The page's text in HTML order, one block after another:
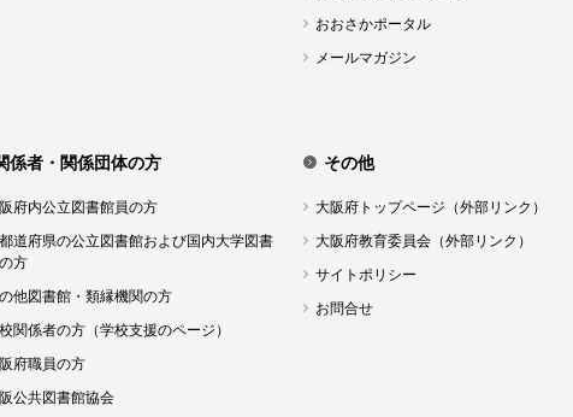
おおさかポータル
メールマガジン
係者・関係団体の方
府内公立図書館員の方
道府県の公立図書館および国内大学図書
方
他図書館・類縁機関の方
関係者の方（学校支援のページ）
府職員の方
公共図書館協会
その他
大阪府トップページ（外部リンク）
大阪府教育委員会（外部リンク）
サイトポリシー
お問合せ